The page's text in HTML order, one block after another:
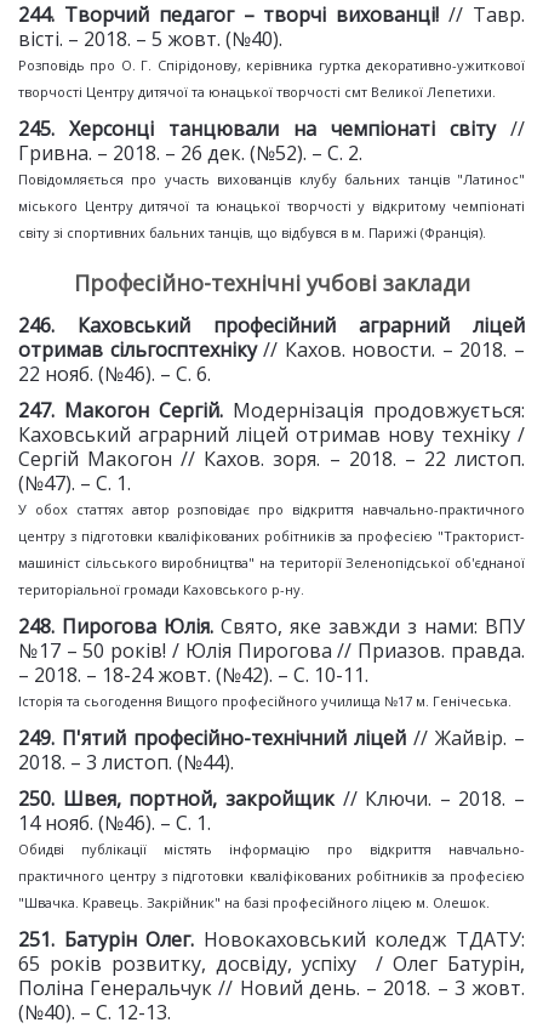
244. Творчий педагог – творчі вихованці! // Тавр.
вісті. – 2018. – 5 жовт. (№40).
Розповідь про О. Г. Спірідонову, керівника гуртка декоративно-ужиткової
творчості Центру дитячої та юнацької творчості смт Великої Лепетихи.
245. Херсонці танцювали на чемпіонаті світу//
Гривна. – 2018. – 26 дек. (№52). – С. 2.
Повідомляється про участь вихованців клубу бальних танців "Латинос"
міського Центру дитячої та юнацької творчості у відкритому чемпіонаті
світу зі спортивних бальних танців, що відбувся в м. Парижі (Франція).
Професійно-технічні учбові заклади
246. Каховський професійний аграрний
ліцей
отримав сільгосптехніку// Кахов. новости. – 2018. –
22 нояб. (№46). – С. 6.
247. Макогон Сергій. Модернізація продовжується:
Каховський аграрний ліцей отримав нову техніку /
Сергій Макогон // Кахов. зоря. – 2018. – 22 листоп.
(№47). – С. 1.
У обох статтях автор розповідає про відкриття навчально-практичного
центру з підготовки кваліфікованих робітників за професією "Тракторист-
машиніст сільського виробництва" на території Зеленопідської об'єднаної
територіальної громади Каховського р-ну.
248. Пирогова Юлія. Свято, яке завжди з нами: ВПУ
№17 – 50 років! / Юлія Пирогова // Приазов. правда.
– 2018. – 18-24 жовт. (№42). – С. 10-11.
Історія та сьогодення Вищого професійного училища №17 м. Генічеська.
249. П'ятий професійно-технічний ліцей // Жайвір. –
2018. – 3 листоп. (№44).
250. Швея, портной, закройщик// Ключи. – 2018. –
14 нояб. (№46). – С. 1.
Обидві публікації містять інформацію про відкриття навчально-
практичного центру з підготовки кваліфікованих робітників за професією
"Швачка. Кравець. Закрійник" на базі професійного ліцею м. Олешок.
251. Батурін Олег. Новокаховський коледж ТДАТУ:
65 років розвитку, досвіду, успіху / Олег Батурін,
Поліна Генеральчук // Новий день. – 2018. – 3 жовт.
(№40). – С. 12-13.